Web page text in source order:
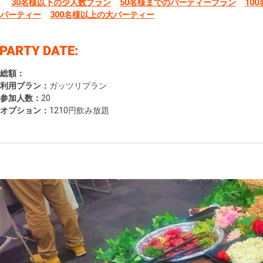
30名様以下の少人数プラン 50名様までのパーティープラン
100
パーティー
300名様以上の大パーティー
総額：
利用プラン： ガッツリプラン
参加人数： 20
オプション： 1210円飲み放題